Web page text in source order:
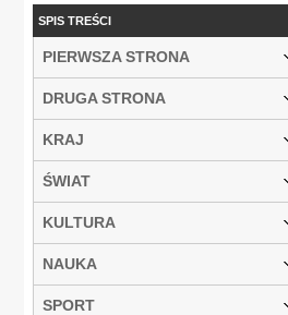
SPIS TREŚCI
PIERWSZA STRONA
DRUGA STRONA
KRAJ
ŚWIAT
KULTURA
NAUKA
SPORT